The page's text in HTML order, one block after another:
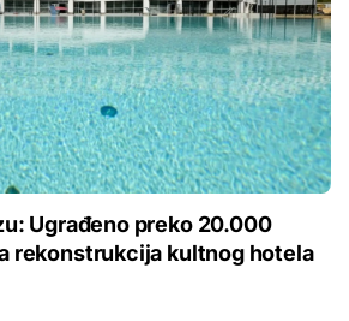
Ugrađeno preko 20.000
rekonstrukcija kultnog hotela